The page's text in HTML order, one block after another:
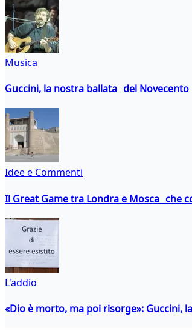
Musica
Guccini, la nostra ballata del Novecento
Idee e Commenti
Il Great Game tra Londra e Mosca che
L'addio
«Dio è morto, ma poi risorge»: Guccini,